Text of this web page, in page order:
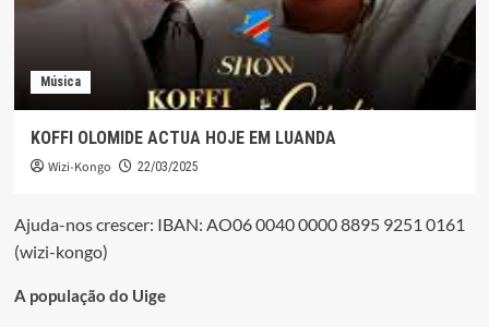
Música
KOFFI OLOMIDE ACTUA HOJE EM LUANDA
Wizi-Kongo 22/03/2025
Ajuda-nos crescer: IBAN: AO06 0040 0000 8895 9251 0161
(wizi-kongo)
A população do Uige